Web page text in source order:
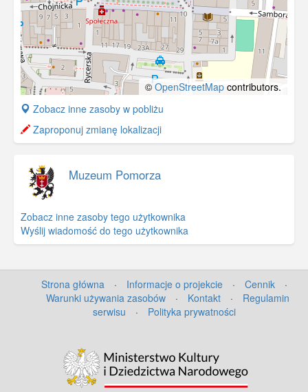
©OpenStreetMap contributors.
+
−
Zobacz inne zasoby w pobliżu
Zaproponuj zmianę lokalizacji
Muzeum Pomorza
Zobacz inne zasoby tego użytkownika
Wyślij wiadomość do tego użytkownika
Strona główna · Informacje o projekcie · Cennik
·
Warunki używania zasobów
· Kontakt ·
Regulamin
serwisu
· Polityka prywatności